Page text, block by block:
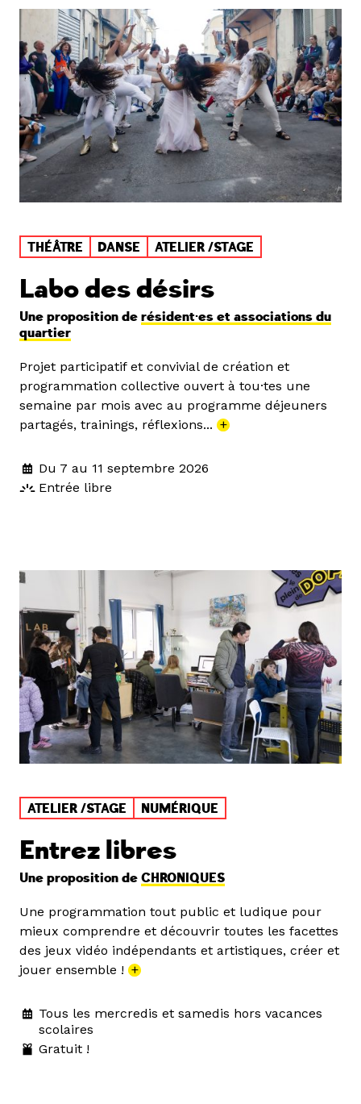
THÉÂTRE DANSE ATELIER /STAGE
Labo des désirs
Une proposition de résident·es et associations du
quartier
Projet participatif et convivial de création et
programmation collective ouvert à tou·tes une
semaine par mois avec au programme déjeuners
partagés, trainings, réflexions... +
Du 7 au 11 septembre 2026
Entrée libre
ATELIER /STAGE NUMÉRIQUE
Entrez libres
Une proposition de CHRONIQUES
Une programmation tout public et ludique pour
mieux comprendre et découvrir toutes les facettes
des jeux vidéo indépendants et artistiques, créer et
jouer ensemble ! +
Tous les mercredis et samedis hors vacances
scolaires
Gratuit !